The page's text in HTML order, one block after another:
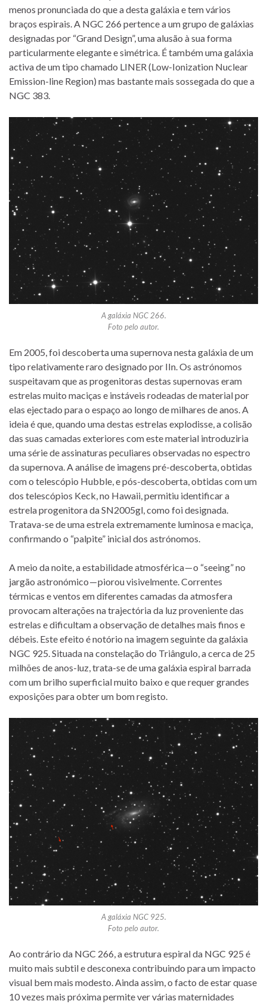
menos pronunciada do que a desta galáxia e tem vários
braços espirais. A NGC 266 pertence a um grupo de galáxias
designadas por “Grand Design”, uma alusão à sua forma
particularmente elegante e simétrica. É também uma galáxia
activa de um tipo chamado LINER (Low-Ionization Nuclear
Emission-line Region) mas bastante mais sossegada do que a
NGC 383.
A galáxia NGC 266.
Foto pelo autor.
Em 2005, foi descoberta uma supernova nesta galáxia de um
tipo relativamente raro designado por IIn. Os astrónomos
suspeitavam que as progenitoras destas supernovas eram
estrelas muito maciças e instáveis rodeadas de material por
elas ejectado para o espaço ao longo de milhares de anos. A
ideia é que, quando uma destas estrelas explodisse, a colisão
das suas camadas exteriores com este material introduziria
uma série de assinaturas peculiares observadas no espectro
da supernova. A análise de imagens pré-descoberta, obtidas
com o telescópio Hubble, e pós-descoberta, obtidas com um
dos telescópios Keck, no Hawaii, permitiu identificar a
estrela progenitora da SN2005gl, como foi designada.
Tratava-se de uma estrela extremamente luminosa e maciça,
confirmando o “palpite” inicial dos astrónomos.
A meio da noite, a estabilidade atmosférica — o “seeing” no
jargão astronómico — piorou visivelmente. Correntes
térmicas e ventos em diferentes camadas da atmosfera
provocam alterações na trajectória da luz proveniente das
estrelas e dificultam a observação de detalhes mais finos e
débeis. Este efeito é notório na imagem seguinte da galáxia
NGC 925. Situada na constelação do Triângulo, a cerca de 25
milhões de anos-luz, trata-se de uma galáxia espiral barrada
com um brilho superficial muito baixo e que requer grandes
exposições para obter um bom registo.
A galáxia NGC 925.
Foto pelo autor.
Ao contrário da NGC 266, a estrutura espiral da NGC 925 é
muito mais subtil e desconexa contribuindo para um impacto
visual bem mais modesto. Ainda assim, o facto de estar quase
10 vezes mais próxima permite ver várias maternidades